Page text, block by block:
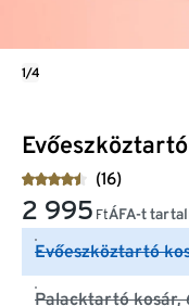
(16)
2 995 FtÁFA-t
Evőeszköztartó
Palacktartó kosár,
1/4